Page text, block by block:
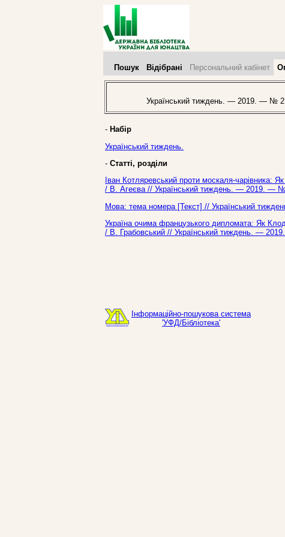
Пошук Відібрані Персональний кабінет
Український тиждень. — 2019. — №
- Набір
Український тиждень.
- Статті, розділи
Іван Котляревський проти москаля-чарівника:
/ В. Агеєва // Український тиждень. — 2019. —
Мова: тема номера [Текст] // Український
Україна очима французького дипломата: Як
/ В. Грабовський // Український тиждень. —
Інформаційно-пошукова система
'УФД/Бібліотека'